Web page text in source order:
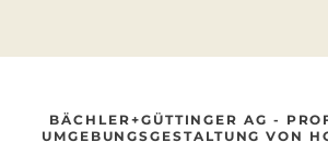
BÄCHLER+GÜTTINGER AG -
UMGEBUNGSGESTALTUNG VON